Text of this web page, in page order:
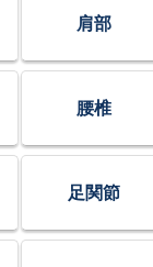
肩部
腰椎
足関節